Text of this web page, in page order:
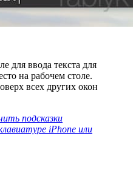
для ввода текста для
на рабочем столе.
всех других окон
подсказки
iPhone или